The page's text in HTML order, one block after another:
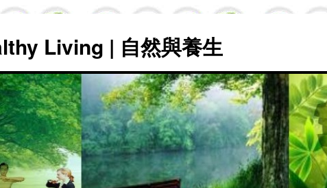
Living | 自然與養生